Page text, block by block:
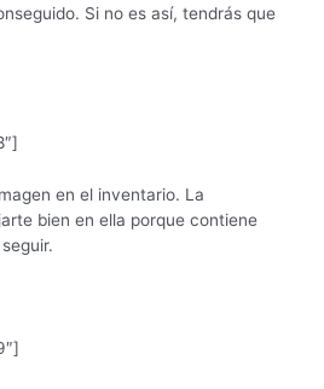
Si no es así, tendrás que
en el inventario. La
bien en ella porque contiene